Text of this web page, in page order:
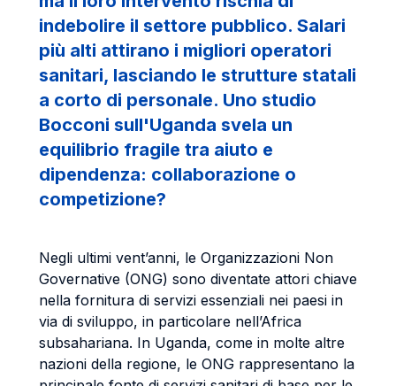
indebolire il settore pubblico. Salari
più alti attirano i migliori operatori
sanitari, lasciando le strutture statali
a corto di personale. Uno studio
Bocconi sull'Uganda svela un
equilibrio fragile tra aiuto e
dipendenza: collaborazione o
competizione?
Negli ultimi vent’anni, le Organizzazioni Non
Governative (ONG) sono diventate attori chiave
nella fornitura di servizi essenziali nei paesi in
via di sviluppo, in particolare nell’Africa
subsahariana. In Uganda, come in molte altre
nazioni della regione, le ONG rappresentano la